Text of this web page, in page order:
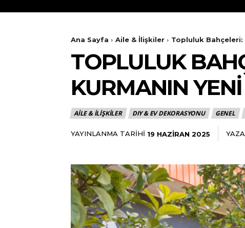
Ana Sayfa Aile & İlişkiler Topluluk Bahçeleri:
TOPLULUK
KURMANIN
AILE & İLIŞKILER DIY & EV DEKORASYONU GENEL
YAYINLANMA TARIHI 19 HAZIRAN 2025